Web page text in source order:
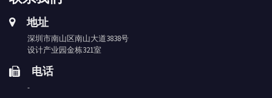
地址
深圳市南山区南山大道3838号
设计产业园金栋321室
电话
-